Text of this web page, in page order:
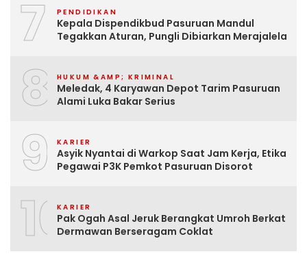
7 PENDIDIKAN
Kepala Dispendikbud Pasuruan Mandul
Tegakkan Aturan, Pungli Dibiarkan Merajalela
8 HUKUM &AMP; KRIMINAL
Meledak, 4 Karyawan Depot Tarim Pasuruan
Alami Luka Bakar Serius
9 KARIER
Asyik Nyantai di Warkop Saat Jam Kerja, Etika
Pegawai P3K Pemkot Pasuruan Disorot
10KARIER
Pak Ogah Asal Jeruk Berangkat Umroh Berkat
Dermawan Berseragam Coklat